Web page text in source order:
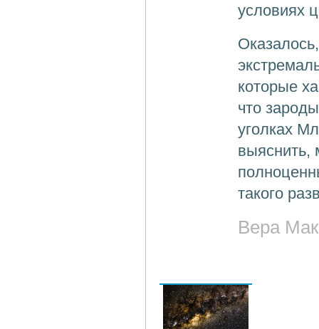
условиях
которые
что
уголках
выяснить,
такого
Вера